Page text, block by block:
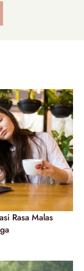
Rasa Malas